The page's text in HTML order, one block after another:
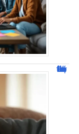
Jacques Dutronc fortune : estimation et sources de richesse !